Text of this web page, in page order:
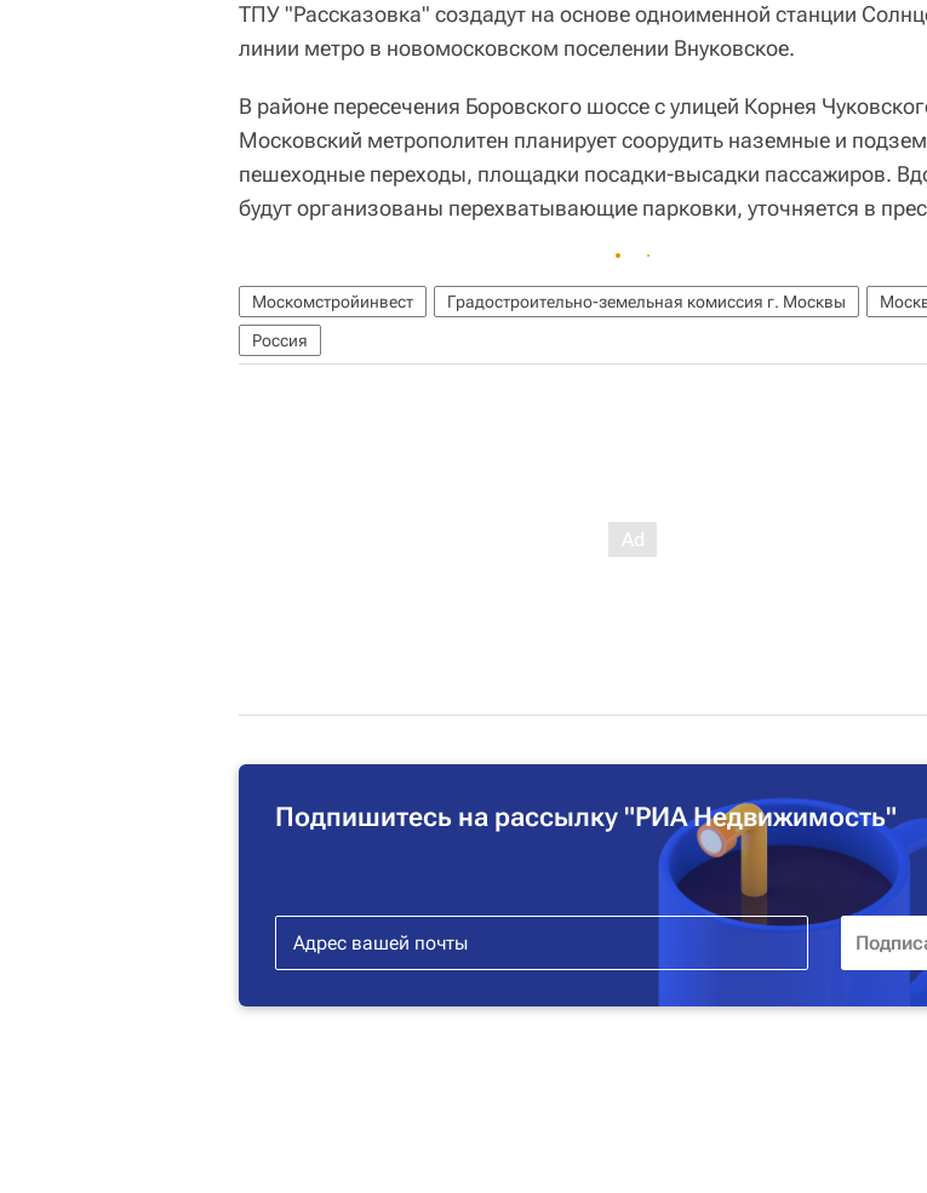
ТПУ "Рассказовка" создадут на основе одноименной станции
линии метро в новомосковском поселении Внуковское.
В районе пересечения Боровского шоссе с улицей Корнея
Московский метрополитен планирует соорудить наземные и
пешеходные переходы, площадки посадки-высадки пассажиров.
будут организованы перехватывающие парковки, уточняется в
Москомстройинвест Градостроительно-земельная комиссия г. Москвы
Россия
Подпишитесь на рассылку "РИА Недвижимость"